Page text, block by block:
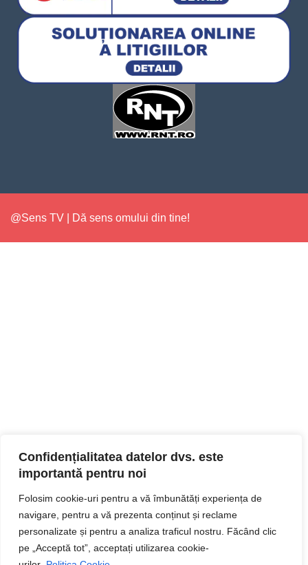
Confidențialitatea datelor dvs. este
importantă pentru noi
Folosim cookie-uri pentru a vă îmbunătăți experiența de
navigare, pentru a vă prezenta conținut și reclame
personalizate și pentru a analiza traficul nostru. Făcând clic
pe „Acceptă tot”, acceptați utilizarea cookie-
@Sens TV | Dă sens omului din tine!